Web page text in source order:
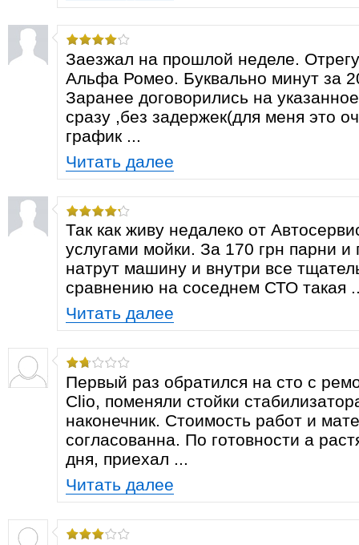
Заезжал на прошлой неделе.
Альфа Ромео. Буквально минут за
Заранее договорились на
сразу ,без задержек(для меня это
график ...
Читать далее
Так как живу недалеко от
услугами мойки. За 170 грн парни
натрут машину и внутри все
сравнению на соседнем СТО такая
Читать далее
Первый раз обратился на сто с
Clio, поменяли стойки
наконечник. Стоимость работ и
согласованна. По готовности а
дня, приехал ...
Читать далее